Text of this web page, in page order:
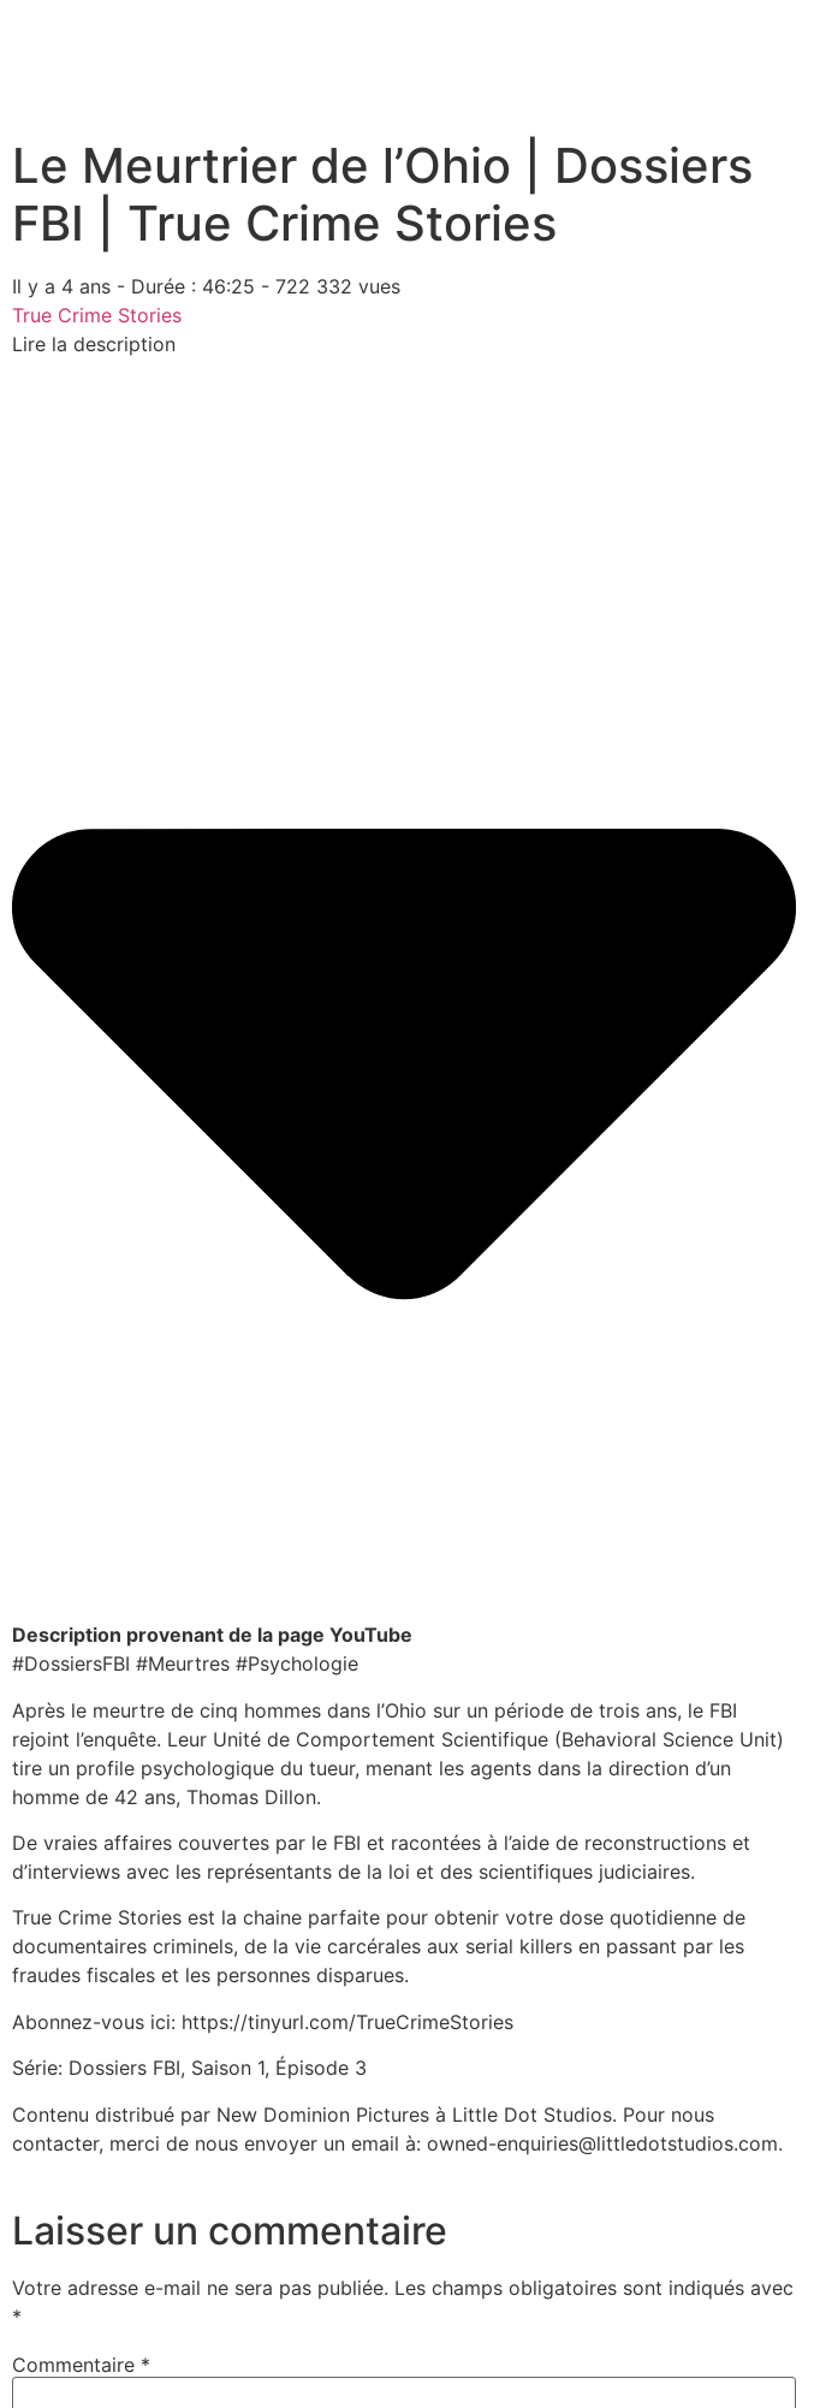
Le Meurtrier de l’Ohio | Dossiers
FBI | True Crime Stories
Il y a 4 ans - Durée : 46:25 - 722 332 vues
True Crime Stories
Lire la description
Description provenant de la page YouTube
#DossiersFBI #Meurtres #Psychologie
Après le meurtre de cinq hommes dans l’Ohio sur un période de trois ans, le FBI
rejoint l’enquête. Leur Unité de Comportement Scientifique (Behavioral Science Unit)
tire un profile psychologique du tueur, menant les agents dans la direction d’un
homme de 42 ans, Thomas Dillon.
De vraies affaires couvertes par le FBI et racontées à l’aide de reconstructions et
d’interviews avec les représentants de la loi et des scientifiques judiciaires.
True Crime Stories est la chaine parfaite pour obtenir votre dose quotidienne de
documentaires criminels, de la vie carcérales aux serial killers en passant par les
fraudes fiscales et les personnes disparues.
Abonnez-vous ici: https://tinyurl.com/TrueCrimeStories
Série: Dossiers FBI, Saison 1, Épisode 3
Contenu distribué par New Dominion Pictures à Little Dot Studios. Pour nous
contacter, merci de nous envoyer un email à: owned-enquiries@littledotstudios.com.
Laisser un commentaire
Votre adresse e-mail ne sera pas publiée. Les champs obligatoires sont indiqués avec
*
Commentaire *